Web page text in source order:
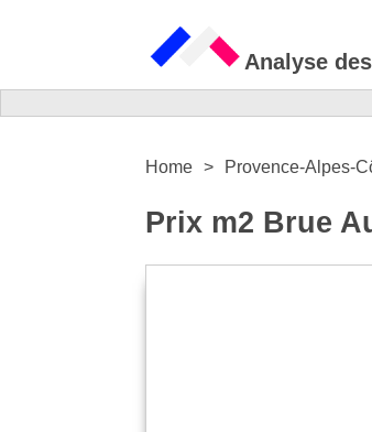
Analyse
Home Provence-Alpes-
Prix m2 Brue